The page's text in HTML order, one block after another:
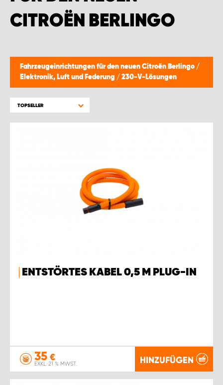
CITROËN BERLINGO
Fahrzeugeinrichtungen für den neuen Citroën Berlingo /
Elektronik, Luft und Federung / 230-V-Lösungen
TOPSELLER
ENTSTÖRTES KABEL 0,5 M PLUG-IN
35 €
EXKL. 21 % MWST. HINZUFÜGEN
WORK SYSTEM BRÜSSEL
WORK SYSTEM NAMEN
WORK SYSTEM WORK SYSTEM BRÜGGE